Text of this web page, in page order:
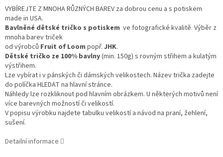
VYBÍREJTE Z MNOHA RŮZNÝCH BAREV za dobrou cenu a s potiskem
made in USA.
Bavlněné dětské tričko s potiskem ve fotografické kvalitě. Výběr z
mnoha barev triček
od výrobců Fruit of Loom popř. JHK.
Dětské tričko ze 100% bavlny(min. 150g) s rovným střihem a kulatým
výstřihem.
Lze vybírat i v pánských či dámských velikostech. Název trička zadejte
do políčka HLEDAT na hlavní stránce.
Náhledy lze rozkliknout pod hlavním obrázkem. U některých motivů není
více barevných možností či velikostí.
V popisu výrobku najdete tabulku velikostí a návod na praní, žehlení,
sušení.
Detailní informace